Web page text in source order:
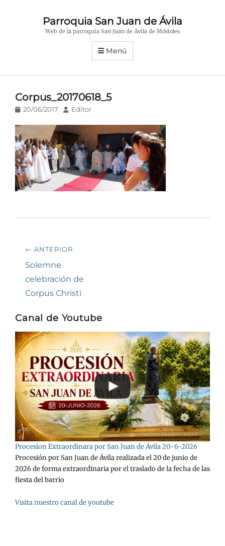
Parroquia San Juan de Ávila
Web de la parroquia San Juan de Ávila de Móstoles
Menú
Corpus_20170618_5
Publicado
20/06/2017 AutorEditor
Navegación
de
entradas
← ANTERIOR
Entrada
anterior:
Solemne
celebración de
Corpus Christi
Canal de Youtube
Procesion Extraordinara por San Juan de Ávila 20-6-2026
Procesión por San Juan de Ávila realizada el 20 de junio de
2026 de forma extraordinaria por el traslado de la fecha de las
fiesta del barrio
Visita nuestro canal de youtube